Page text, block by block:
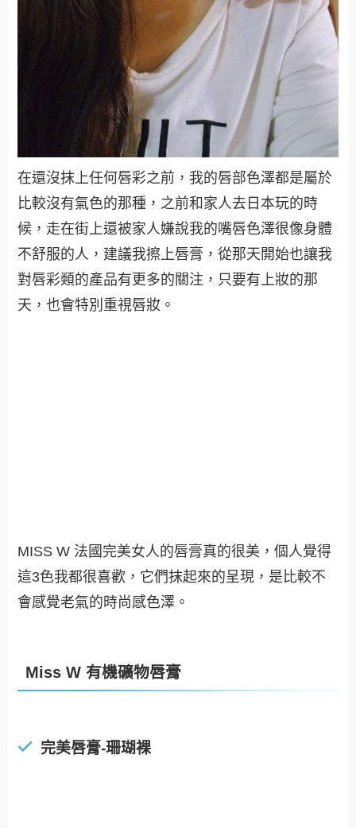
在還沒抹上任何唇彩之前，我的唇部色澤都是屬於
比較沒有氣色的那種，之前和家人去日本玩的時
候，走在街上還被家人嫌說我的嘴唇色澤很像身體
不舒服的人，建議我擦上唇膏，從那天開始也讓我
對唇彩類的產品有更多的關注，只要有上妝的那
天，也會特別重視唇妝。
MISS W 法國完美女人的唇膏真的很美，個人覺得
這3色我都很喜歡，它們抹起來的呈現，是比較不
會感覺老氣的時尚感色澤。
Miss W 有機礦物唇膏
完美唇膏-珊瑚裸